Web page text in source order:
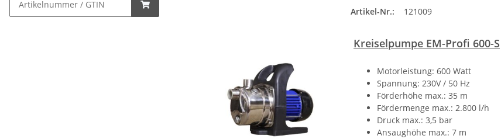
Artikel-Nr.:
121009
Kreiselpumpe EM-Profi 600-S
Motorleistung: 600 Watt
Spannung: 230V / 50 Hz
Förderhöhe max.: 35 m
Fördermenge max.: 2.800 l/h
Druck max.: 3,5 bar
Ansaughöhe max.: 7 m